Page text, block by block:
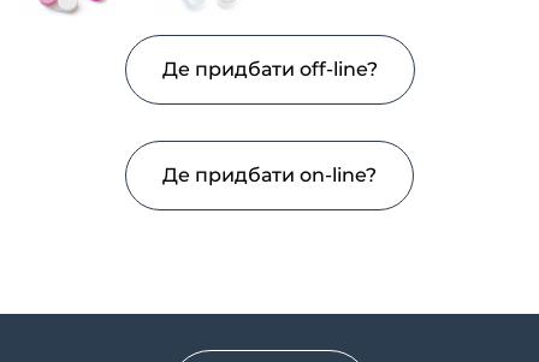
Де придбати off-line?
Де придбати on-line?